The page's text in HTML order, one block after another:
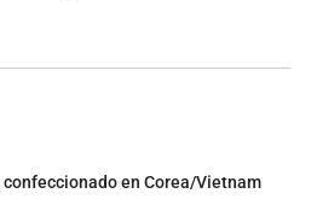
en Corea/Vietnam